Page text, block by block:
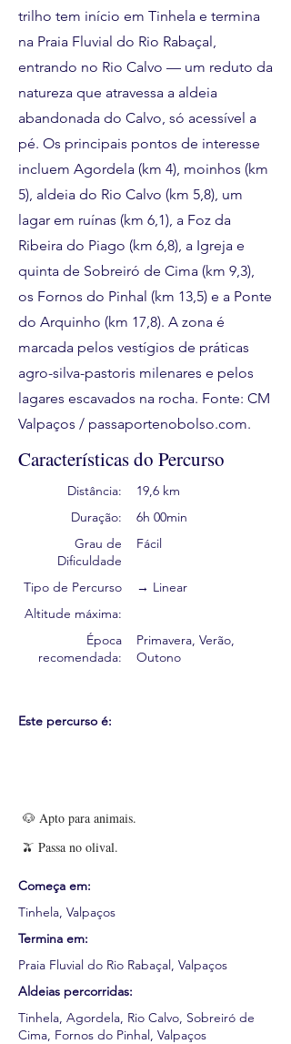
trilho tem início em Tinhela e termina
na Praia Fluvial do Rio Rabaçal,
entrando no Rio Calvo — um reduto da
natureza que atravessa a aldeia
abandonada do Calvo, só acessível a
pé. Os principais pontos de interesse
incluem Agordela (km 4), moinhos (km
5), aldeia do Rio Calvo (km 5,8), um
lagar em ruínas (km 6,1), a Foz da
Ribeira do Piago (km 6,8), a Igreja e
quinta de Sobreiró de Cima (km 9,3),
os Fornos do Pinhal (km 13,5) e a Ponte
do Arquinho (km 17,8). A zona é
marcada pelos vestígios de práticas
agro-silva-pastoris milenares e pelos
lagares escavados na rocha. Fonte: CM
Valpaços / passaportenobolso.com.
Características do Percurso
Distância:
Duração:
Grau de
Dificuldade
Tipo de Percurso
Altitude máxima:
Época
recomendada:
19,6 km
6h 00min
Fácil
→ Linear
Primavera, Verão,
Outono
Este percurso é:
🐶 Apto para animais.
🫒 Passa no olival.
Começa em:
Tinhela, Valpaços
Termina em:
Praia Fluvial do Rio Rabaçal, Valpaços
Aldeias percorridas:
Tinhela, Agordela, Rio Calvo, Sobreiró de
Cima, Fornos do Pinhal, Valpaços